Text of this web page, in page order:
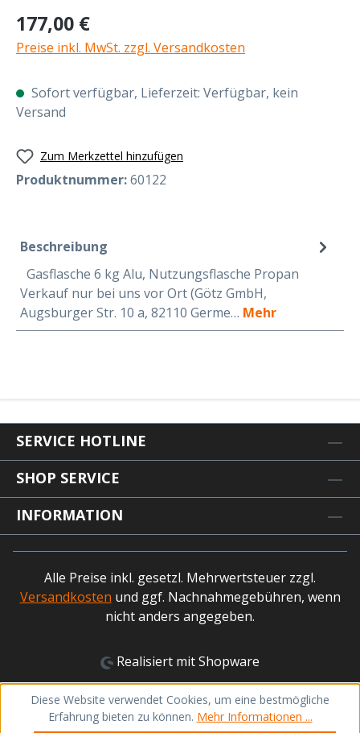
Regulärer Preis:
177,00 €
Preise inkl. MwSt. zzgl. Versandkosten
Sofort verfügbar, Lieferzeit: Verfügbar, kein
Versand
Zum Merkzettel hinzufügen
Produktnummer:60122
Beschreibung
Gasflasche 6 kg Alu, Nutzungsflasche Propan
Verkauf nur bei uns vor Ort (Götz GmbH,
Augsburger Str. 10 a, 82110 Germe… Mehr
SERVICE HOTLINE
SHOP SERVICE
INFORMATION
Alle Preise inkl. gesetzl. Mehrwertsteuer zzgl.
Versandkosten und ggf. Nachnahmegebühren, wenn
nicht anders angegeben.
Realisiert mit Shopware
Diese Website verwendet Cookies, um eine bestmögliche
Erfahrung bieten zu können. Mehr Informationen ...